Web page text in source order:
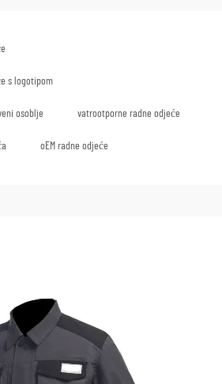
s logotipom
osoblje vatrootporne radne odjeće
oEM radne odjeće